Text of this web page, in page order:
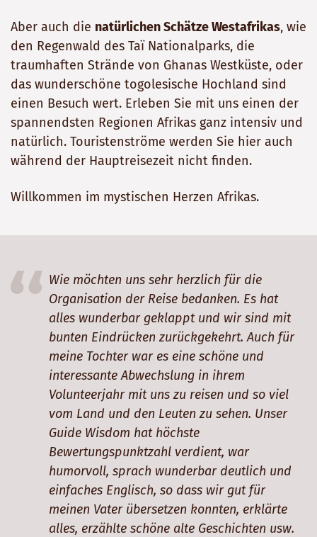
Aber auch die natürlichen Schätze Westafrikas, wie
den Regenwald des Taï Nationalparks, die
traumhaften Strände von Ghanas Westküste, oder
das wunderschöne togolesische Hochland sind
einen Besuch wert. Erleben Sie mit uns einen der
spannendsten Regionen Afrikas ganz intensiv und
natürlich. Touristenströme werden Sie hier auch
während der Hauptreisezeit nicht finden.
Willkommen im mystischen Herzen Afrikas.
Unsere Ghana-Rundreise konnten wir, meine
Frau und ich, mit Herrn Soeder in mehreren,
z.T. über eine Stunde gehenden Telefonaten
und ausführlichen Emails mit unverzüglicher
Antwort auf Fragen sehr individuell planen.
In Ghana wurden wir von einem sehr
sympathischen, kompetenten und überaus
engagierten Führer (Sammy), der zugleich
unser Fahrer war, begleitet. Die Reise war für
uns außergewöhnlich inspirierend, da es
Sammy auch immer wieder gelang, sich
spontan bietende Gelegenheiten (z.B. eine
Hochzeit, Funerals, Begegnungen mit Kakao-
Farmern) in den Reiseablauf einzubinden.